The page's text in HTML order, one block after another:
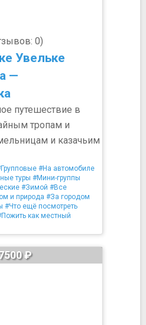
0)
Увельке
—
путешествие в
тропам и
и казачьим
#На автомобиле
туры #Мини-группы
#Зимой #Все
и природа #За городом
#Что ещё посмотреть
как местный
₽